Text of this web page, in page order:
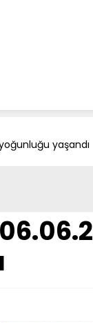
yaşandı